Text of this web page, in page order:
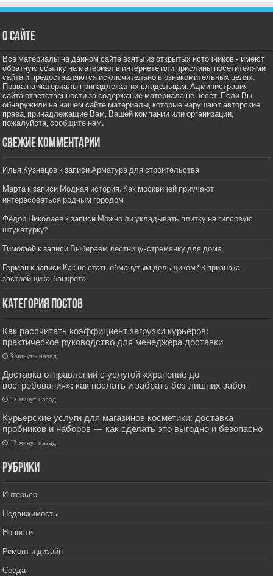
О сайте
Все материалы на данном сайте взяты из открытых источников - имеют
обратную ссылку на материал в интернете или присланы посетителями
сайта и предоставляются исключительно в ознакомительных целях.
Права на материалы принадлежат их владельцам. Администрация
сайта ответственности за содержание материала не несет. Если Вы
обнаружили на нашем сайте материалы, которые нарушают авторские
права, принадлежащие Вам, Вашей компании или организации,
пожалуйста,сообщите нам.
Свежие комментарии
Илья Кузнецов к записиАрматура для строительства
Мартак записи Модная история. Как москвичей приучают
интересоваться родным городом
Фёдор Николаев к записи Можно ли укладывать плитку на гипсовую
штукатурку?
Тимофей к записи Выбираем лестницу-стремянку для дома
Герман к записи Как не стать обманутым дольщиком? 3 признака
застройщика-банкрота
Категория постов
Как рассчитать коэффициент загрузки курьеров:
практическое руководство для менеджера доставки
3 минуты назад
Доставка отправлений с услугой «хранение до
востребования»: как послать и забрать без лишних забот
12 минут назад
Курьерские услуги для магазинов косметики: доставка
пробников и наборов — как сделать это выгодно и безопасно
17 минут назад
РУбрики
Интерьер
Недвижимость
Новости
Ремонт и дизайн
Среда